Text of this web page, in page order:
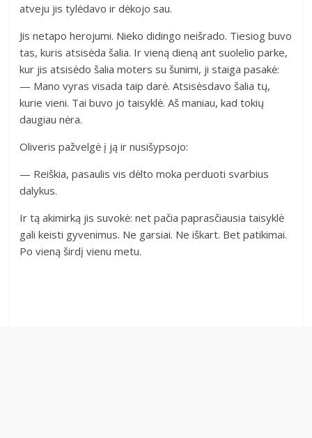
atveju jis tylėdavo ir dėkojo sau.
Jis netapo herojumi. Nieko didingo neišrado. Tiesiog buvo
tas, kuris atsisėda šalia. Ir vieną dieną ant suolelio parke,
kur jis atsisėdo šalia moters su šunimi, ji staiga pasakė:
— Mano vyras visada taip darė. Atsisėsdavo šalia tų,
kurie vieni. Tai buvo jo taisyklė. Aš maniau, kad tokių
daugiau nėra.
Oliveris pažvelgė į ją ir nusišypsojo:
— Reiškia, pasaulis vis dėlto moka perduoti svarbius
dalykus.
Ir tą akimirką jis suvokė: net pačia paprasčiausia taisyklė
gali keisti gyvenimus. Ne garsiai. Ne iškart. Bet patikimai.
Po vieną širdį vienu metu.